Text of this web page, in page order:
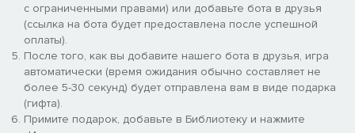
с ограниченными правами) или добавьте бота в друзья
(ссылка на бота будет предоставлена после успешной
оплаты).
После того, как вы добавите нашего бота в друзья, игра
автоматически (время ожидания обычно составляет не
более 5-30 секунд) будет отправлена вам в виде подарка
(гифта).
Примите подарок, добавьте в Библиотеку и нажмите